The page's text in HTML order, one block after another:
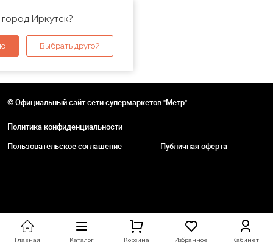
Иркутск?
Выбрать другой
© Официальный сайт сети супермаркетов "Метр"
Политика конфиденциальности
Пользовательское соглашение
Публичная оферта
Главная Каталог Корзина Избранное Кабинет